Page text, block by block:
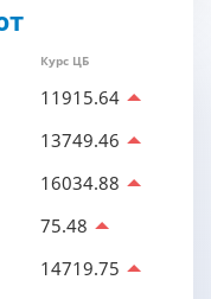
Курс ЦБ
11915.64
13749.46
16034.88
75.48
14719.75